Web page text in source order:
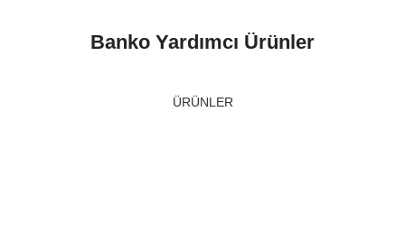
Banko Yardımcı Ürünler
ÜRÜNLER